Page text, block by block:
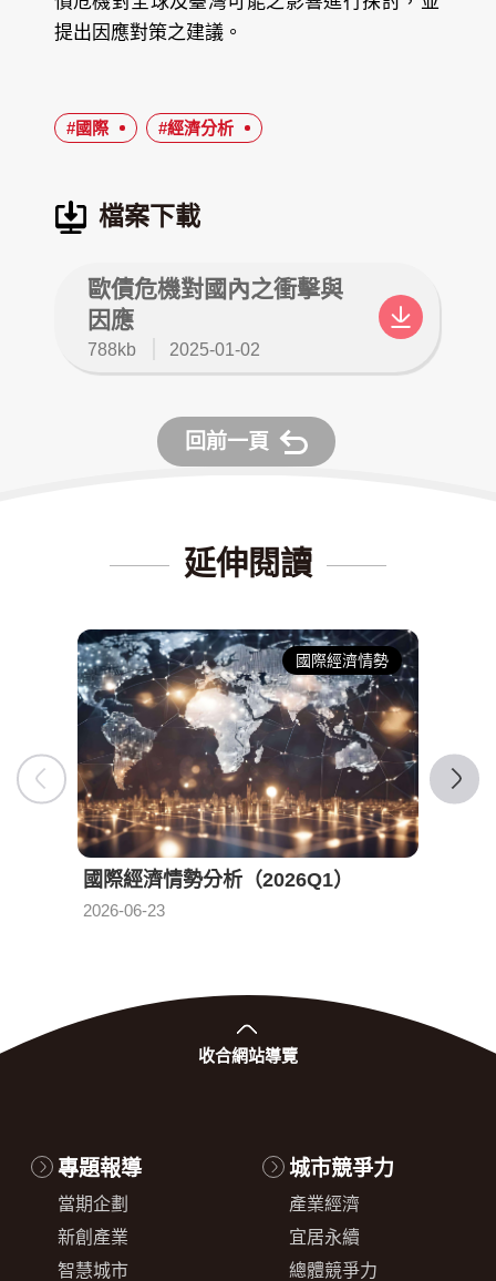
提出因應對策之建議。
#國際 #經濟分析
檔案下載
歐債危機對國內之衝擊與
因應
檔
案
788kb
更
新
期
2025-01-02
回前一頁
延伸閱讀
國際經濟情勢
國際經濟情勢分析（2026Q1）
2026-06-23
發布日期：
收合網站導覽
專題報導
當期企劃
新創產業
智慧城市
城市競爭力
產業經濟
宜居永續
總體競爭力